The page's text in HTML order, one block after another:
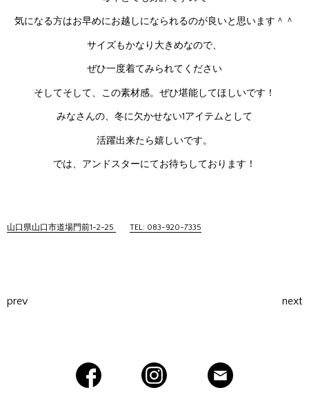
気になる方はお早めにお越しになられるのが良いと思います＾＾
サイズもかなり大きめなので、
ぜひ一度着てみられてください
そしてそして、この素材感。ぜひ堪能してほしいです！
みなさんの、冬に欠かせない1アイテムとして
活躍出来たら嬉しいです。
では、アンドスターにてお待ちしております！
山口県山口市道場門前1-2-25 TEL: 083-920-7335
prev next